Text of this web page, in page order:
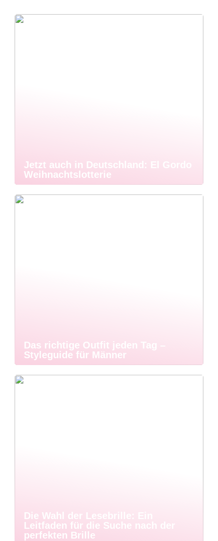
Jetzt auch in Deutschland: El Gordo
Weihnachtslotterie
Das richtige Outfit jeden Tag –
Styleguide für Männer
Die Wahl der Lesebrille: Ein
Leitfaden für die Suche nach der
perfekten Brille